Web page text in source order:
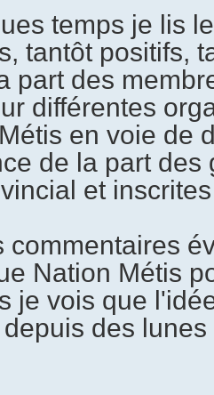
temps je lis
tantôt positifs,
part des
différentes
en voie de
de la part des
et
commentaires
Nation Métis
je vois que
des